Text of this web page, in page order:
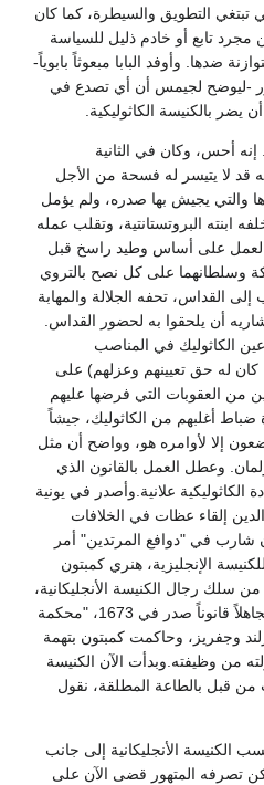
التطويق والسيطرة، كما كان
تابع أو خادم ذليل للسياسة
ضدها. وأوفد البابا مبعوثاً بابوياً-
-ليوضح لجيمس أن أي تصدع في
يضر بالكنيسة الكاثوليكية.
أحس، وكان في الثانية
قد لا يتيسر له فسحة من الأجل
والتي يجيش بها صدره، ولم يؤمل
ابنته البروتستانتية، وتقلب عمله
العمل على أساس وطيد راسخ قبل
وسلطانهما على كل نصح بالتروي
القداس، تحفه الجلالة والمهابة
أن يلحقوا به لحضور القداس.
الكاثوليك في المناصب
له حق تعيينهم وعزلهم) على
من العقوبات التي فرضها عليهم
ضباط أغلبهم من الكاثوليك، جيشاً
إلا لأوامره هو، وواضح أن مثل
وعطل العمل بالقانون الذي
علانية.وأصدر في يونية
إلقاء عظات في الخلافات
شارب في "دوافع المرتدين" أمر
الإنجليزية، هنري كمبتون
رجال الكنيسة الأنجليكانية،
فرفض كمبتون. فعين جيمس، متجاهلاً قانوناً صدر في 1673، "محكمة
وجفريز، وحاكمت كمبتون بتهمة
من وظيفته.وبدأت الآن الكنيسة
من قبل بالطاعة المطلقة، نقول
الأنجليكانية إلى جانب
تصرفه المتهور قضى الآن على